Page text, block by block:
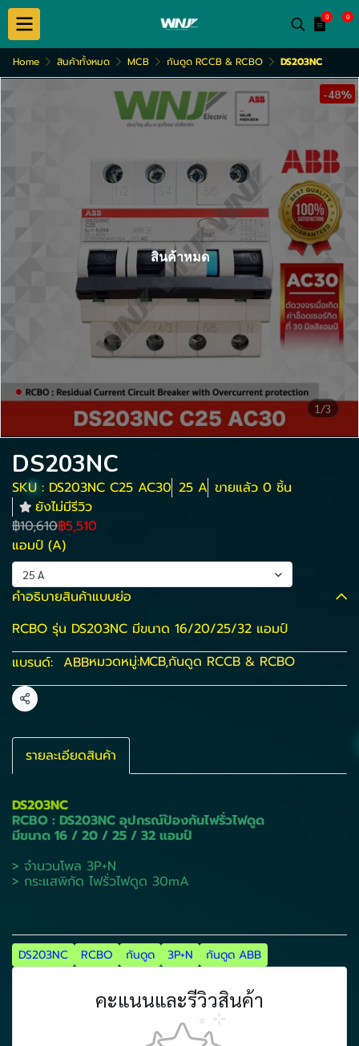
0 0
Home สินค้าทั้งหมด MCB กันดูด RCCB & RCBO DS203NC
1/3
-48%
สินค้าหมด
DS203NC
SKU : DS203NC C25 AC30 25 A ขายแล้ว 0 ชิ้น
ยังไม่มีรีวิว
฿10,610฿5,510
แอมป์ (A)
25 A
คำอธิบายสินค้าแบบย่อ
RCBO รุ่น DS203NC มีขนาด 16/20/25/32 แอมป์
แบรนด์: ABBหมวดหมู่:MCB,กันดูด RCCB & RCBO
แชร์
รายละเอียดสินค้า
DS203NC
RCBO : DS203NC อุปกรณ์ป้องกันไฟรั่วไฟดูด
มีขนาด 16 / 20 / 25 / 32 แอมป์
> จำนวนโพล 3P+N
> กระแสพิกัด ไฟรั่วไฟดูด 30mA
DS203NC RCBO กันดูด 3P+N กันดูด ABB
คะแนนและรีวิวสินค้า